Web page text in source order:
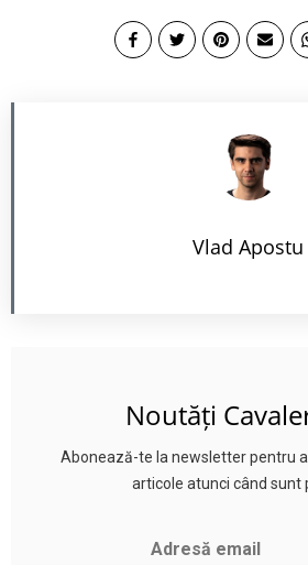
Vlad Apostu
Noutăți
Abonează-te la newsletter pentru
articole atunci când sunt